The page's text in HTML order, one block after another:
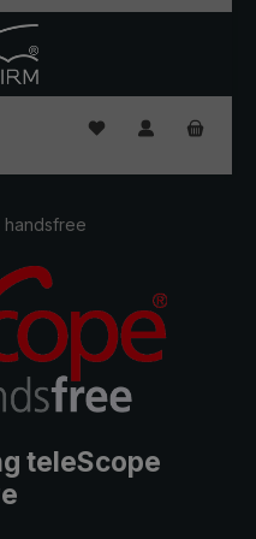
Vous avez 0
teleScope